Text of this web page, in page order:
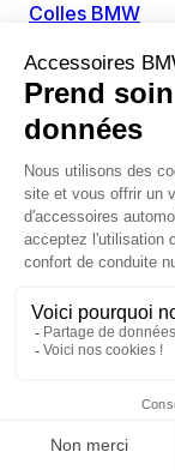
Colles BMW
Détachants
Disolvants BMW
Lubrifiants BMW
Nettoyant
Pièces
Alimentation
Boitier papillon
Faisceau de
d'aspiration
Injecteur BMW
Pompe diesel
Allumage /